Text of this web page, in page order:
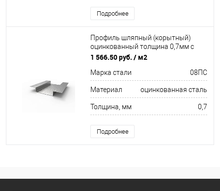
Подробнее
Профиль шляпный (корытный)
оцинкованный толщина 0,7мм с
отверстиями
1 566.50 руб. / м2
Марка стали 08ПC
Материал оцинкованная сталь
Толщина, мм 0,7
Подробнее